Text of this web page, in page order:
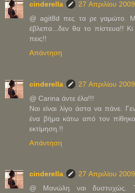
cinderella
27 Απριλίου
@ agit8d πες τα ρε γαμώτο.
έβλεπα...δεν θα το πίστευα!!
πεις!!
Απάντηση
cinderella
27 Απριλίου
@ Carina άντε έλα!!!
Ναι είναι λίγο άστα να πάνε.
ένα βήμα κάτω από τον
εκτίμηση.!!
Απάντηση
cinderella
27 Απριλίου
@ Μανώλη ναι δυστυχώς.